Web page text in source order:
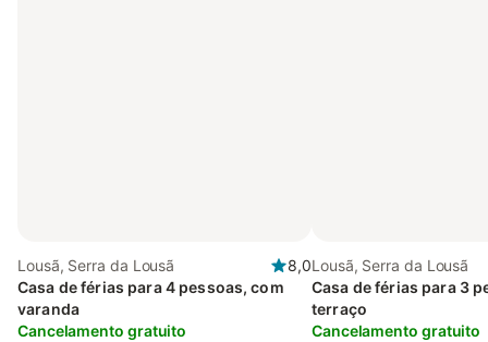
Lousã, Serra da Lousã
8,0
Casa de férias para 4 pessoas, com
varanda
Cancelamento gratuito
Lousã, Serra da Lousã
Casa de férias para 3
terraço
Cancelamento gratuito